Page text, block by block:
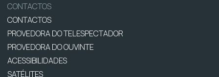
CONTACTOS
CONTACTOS
PROVEDORA DO TELESPECTADOR
PROVEDORA DO OUVINTE
ACESSIBILIDADES
SATÉLITES